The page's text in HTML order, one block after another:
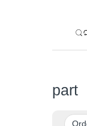
part